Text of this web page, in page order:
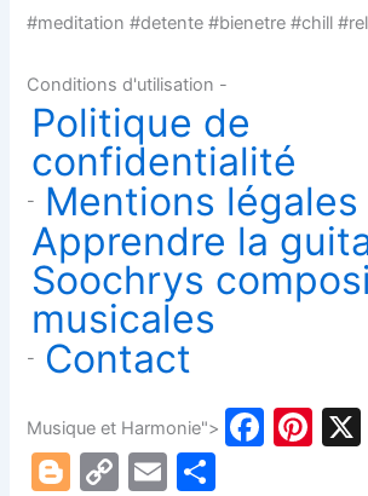
#meditation #detente #bienetre #chill
Conditions d'utilisation -
Politique de
confidentialité
- Mentions légales
Apprendre la
Soochrys
musicales
- Contact
Musique et Harmonie">
F
Pi
Bl C
E